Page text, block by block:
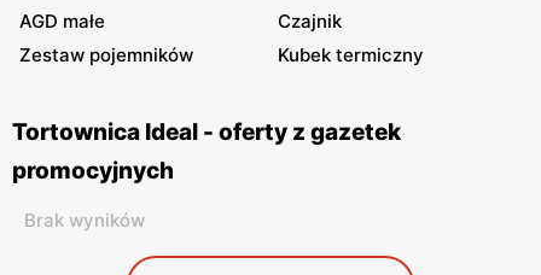
AGD małe
Czajnik
Zestaw pojemników
Kubek termiczny
Tortownica Ideal - oferty z gazetek
promocyjnych
Brak wyników